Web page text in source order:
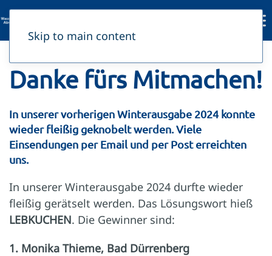
Skip to main content
Danke fürs Mitmachen!
In unserer vorherigen Winterausgabe 2024 konnte
wieder fleißig geknobelt werden. Viele
Einsendungen per Email und per Post erreichten
uns.
In unserer Winterausgabe 2024 durfte wieder
fleißig gerätselt werden. Das Lösungswort hieß
LEBKUCHEN. Die Gewinner sind:
1. Monika Thieme, Bad Dürrenberg